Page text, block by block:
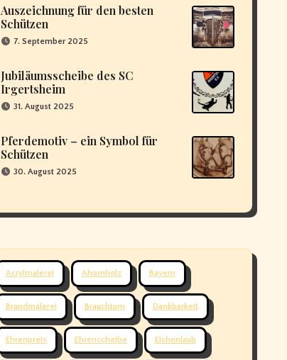
Auszeichnung für den besten
Schützen
7. September 2025
Jubiläumsscheibe des SC
Irgertsheim
31. August 2025
Pferdemotiv – ein Symbol für
Schützen
30. August 2025
Acrylmalerei Ahornholz Bayern
Brandmalerei Brauchtum Dankbarkeit
Ehrenpreis Ehrenscheibe Eichenlaub